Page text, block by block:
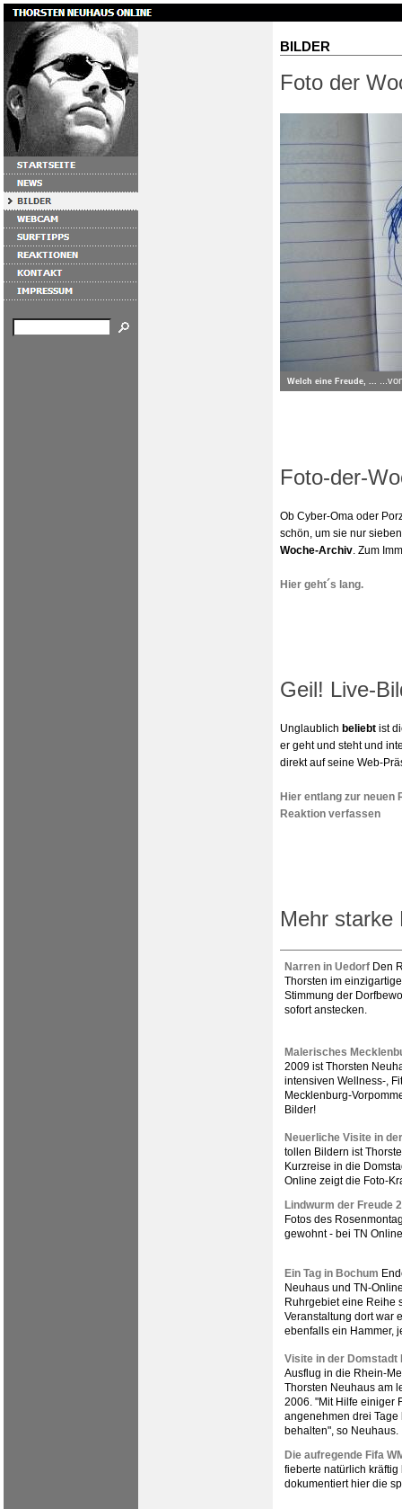
BILDER
Foto der
Welch eine Freude, ...
Foto-der-
Ob Cyber-Oma oder
schön, um sie nur
Woche-Archiv. Zum
Hier geht´s lang.
Geil! Live-
Unglaublich beliebt ist
er geht und steht und
direkt auf seine Web-
Hier entlang zur neuen
Reaktion verfassen
Mehr starke
Narren in Uedorf Den
Thorsten im
Stimmung der
sofort anstecken.
Malerisches
2009 ist Thorsten
intensiven Wellness-,
Mecklenburg-
Bilder!
Neuerliche Visite in
tollen Bildern ist
Kurzreise in die
Online zeigt die Foto-
Lindwurm der Freude
Fotos des
gewohnt - bei TN
Ein Tag in Bochum
Neuhaus und TN-
Ruhrgebiet eine Reihe
Veranstaltung dort war
ebenfalls ein Hammer,
Visite in der Domstadt
Ausflug in die Rhein-
Thorsten Neuhaus am
2006. "Mit Hilfe einiger
angenehmen drei
behalten", so Neuhaus.
Die aufregende Fifa
fieberte natürlich
dokumentiert hier die